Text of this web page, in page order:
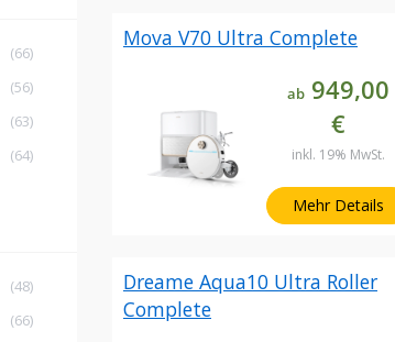
(66)
(56)
(63)
(64)
(48)
(66)
Mova V70 Ultra Complete
ab 949,00
€
inkl. 19% MwSt.
Mehr Details
Dreame Aqua10 Ultra Roller
Complete